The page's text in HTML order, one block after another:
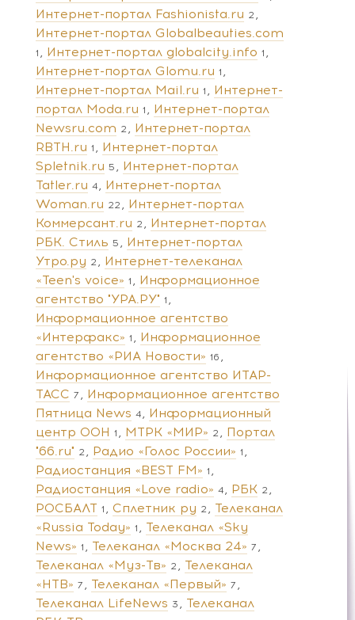
Интернет-портал Fashionista.ru 2
Интернет-портал Globalbeauties.com
1 Интернет-портал globalcity.info 1
Интернет-портал Glomu.ru 1
Интернет-портал Mail.ru 1
Интернет-
портал Moda.ru 1
Интернет-портал
Newsru.com 2
Интернет-портал
RBTH.ru 1
Интернет-портал
Spletnik.ru 5
Интернет-портал
Tatler.ru 4
Интернет-портал
Woman.ru 22
Интернет-портал
Коммерсант.ru 2
Интернет-портал
РБК. Стиль 5
Интернет-портал
Утро.ру 2
Интернет-телеканал
«Teen's voice» 1
Информационное
агентство "УРА.РУ" 1
Информационное агентство
«Интерфакс» 1
Информационное
агентство «РИА Новости» 16
Информационное агентство ИТАР-
ТАСС 7
Информационное агентство
Пятница News 4
Информационный
центр ООН 1 МТРК «МИР» 2
Портал
"66.ru" 2 Радио «Голос России» 1
Радиостанция «BEST FM» 1
Радиостанция «Love radio» 4 РБК 2
РОСБАЛТ 1 Сплетник ру 2
Телеканал
«Russia Today» 1
Телеканал «Sky
News» 1 Телеканал «Москва 24» 7
Телеканал «Муз-Тв» 2
Телеканал
«НТВ» 7 Телеканал «Первый» 7
Телеканал LifeNews 3
Телеканал